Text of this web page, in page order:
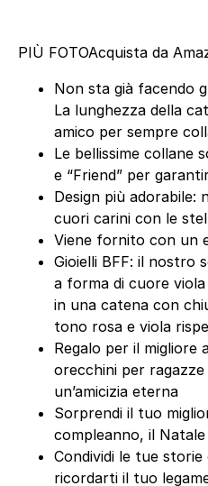
PIÙ FOTOAcquista da
Non sta già facendo
La lunghezza della
amico per sempre
Le bellissime collane
e “Friend” per
Design più adorabile:
cuori carini con le
Viene fornito con un
Gioielli BFF: il nostro
a forma di cuore
in una catena con
tono rosa e viola
Regalo per il migliore
orecchini per
un’amicizia eterna
Sorprendi il tuo
compleanno, il
Condividi le tue
ricordarti il tuo